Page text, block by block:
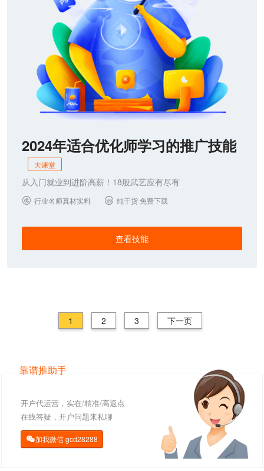
2024年适合优化师学习的推广技能
大课堂
从入门就业到进阶高薪！18般武艺应有尽有
 行业名师真材实料  纯干货 免费下载
查看技能
1 2 3 下一页
靠谱推助手
开户代运营，实在/精准/高返点
在线答疑，开户问题来私聊
加我微信gcd28288